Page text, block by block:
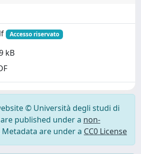
Accesso riservato
kB
© Università degli studi di
published under a non-
Metadata are under a CC0 License